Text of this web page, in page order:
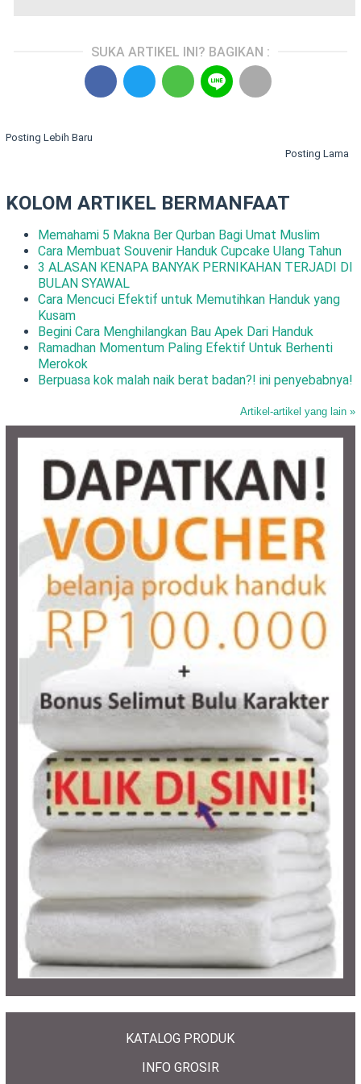
SUKA ARTIKEL INI? BAGIKAN :
Posting Lebih Baru
Posting Lama
KOLOM ARTIKEL BERMANFAAT
Memahami 5 Makna Ber Qurban Bagi Umat Muslim
Cara Membuat Souvenir Handuk Cupcake Ulang Tahun
3 ALASAN KENAPA BANYAK PERNIKAHAN TERJADI DI
BULAN SYAWAL
Cara Mencuci Efektif untuk Memutihkan Handuk yang
Kusam
Begini Cara Menghilangkan Bau Apek Dari Handuk
Ramadhan Momentum Paling Efektif Untuk Berhenti
Merokok
Berpuasa kok malah naik berat badan?! ini penyebabnya!
Artikel-artikel yang lain »
KATALOG PRODUK
INFO GROSIR